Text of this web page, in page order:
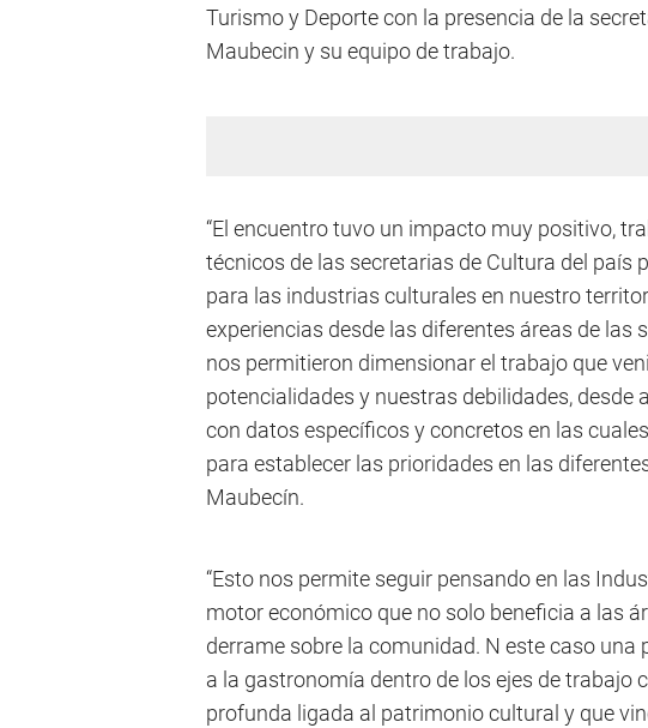
Turismo y Deporte con la presencia de la
Maubecin y su equipo de trabajo.
“El encuentro tuvo un impacto muy positivo,
técnicos de las secretarias de Cultura del país
para las industrias culturales en nuestro
experiencias desde las diferentes áreas de las
nos permitieron dimensionar el trabajo que
potencialidades y nuestras debilidades, desde
con datos específicos y concretos en las
para establecer las prioridades en las
Maubecín.
“Esto nos permite seguir pensando en las
motor económico que no solo beneficia a las
derrame sobre la comunidad. N este caso
a la gastronomía dentro de los ejes de trabajo
profunda ligada al patrimonio cultural y que